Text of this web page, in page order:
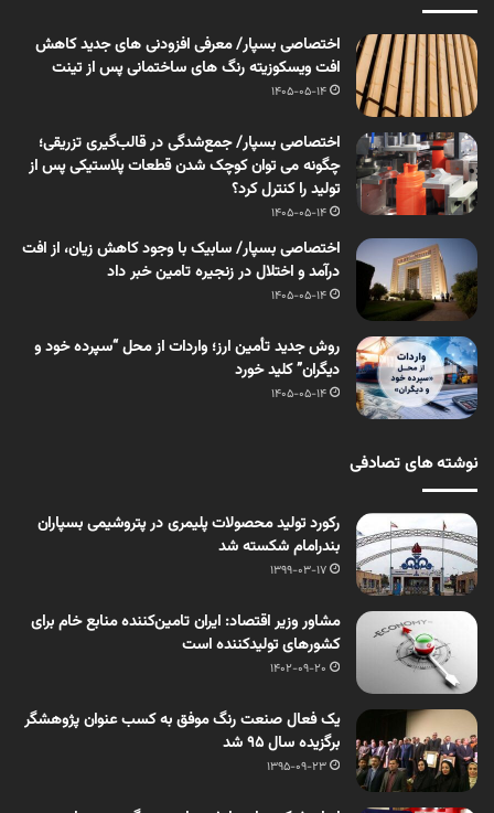
اختصاصی بسپار/ معرفی افزودنی های جدید کاهش
افت ویسکوزیته رنگ های ساختمانی پس از تینت
1405-05-14
اختصاصی بسپار/ جمع‌شدگی در قالب‌گیری تزریقی؛
چگونه می توان کوچک شدن قطعات پلاستیکی پس از
تولید را کنترل کرد؟
1405-05-14
اختصاصی بسپار/ سابیک با وجود کاهش زیان، از افت
درآمد و اختلال در زنجیره تامین خبر داد
1405-05-14
روش جدید تأمین ارز؛ واردات از محل “سپرده خود و
دیگران” کلید خورد
1405-05-14
نوشته های تصادفی
رکورد تولید محصولات پلیمری در پتروشیمی بسپاران
بندرامام شکسته شد
1399-03-17
مشاور وزیر اقتصاد: ایران تامین‌کننده منابع خام برای
کشورهای تولیدکننده است
1402-09-20
یک فعال صنعت رنگ موفق به کسب عنوان پژوهشگر
برگزیده سال ٩٥ شد
1395-09-23